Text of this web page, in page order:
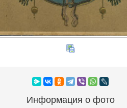
Информация о фото